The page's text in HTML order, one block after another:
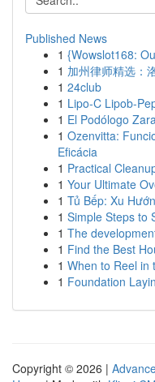
Published News
1 {Wowslot168:
1 加州律师精选：
1 24club
1 Lipo-C Lipob-
1 El Podólogo
1 Ozenvitta:
Eficácia
1 Practical
1 Your Ultimate
1 Tủ Bếp: Xu
1 Simple Steps to
1 The
1 Find the Best
1 When to Reel in
1 Foundation
Copyright © 2026 |